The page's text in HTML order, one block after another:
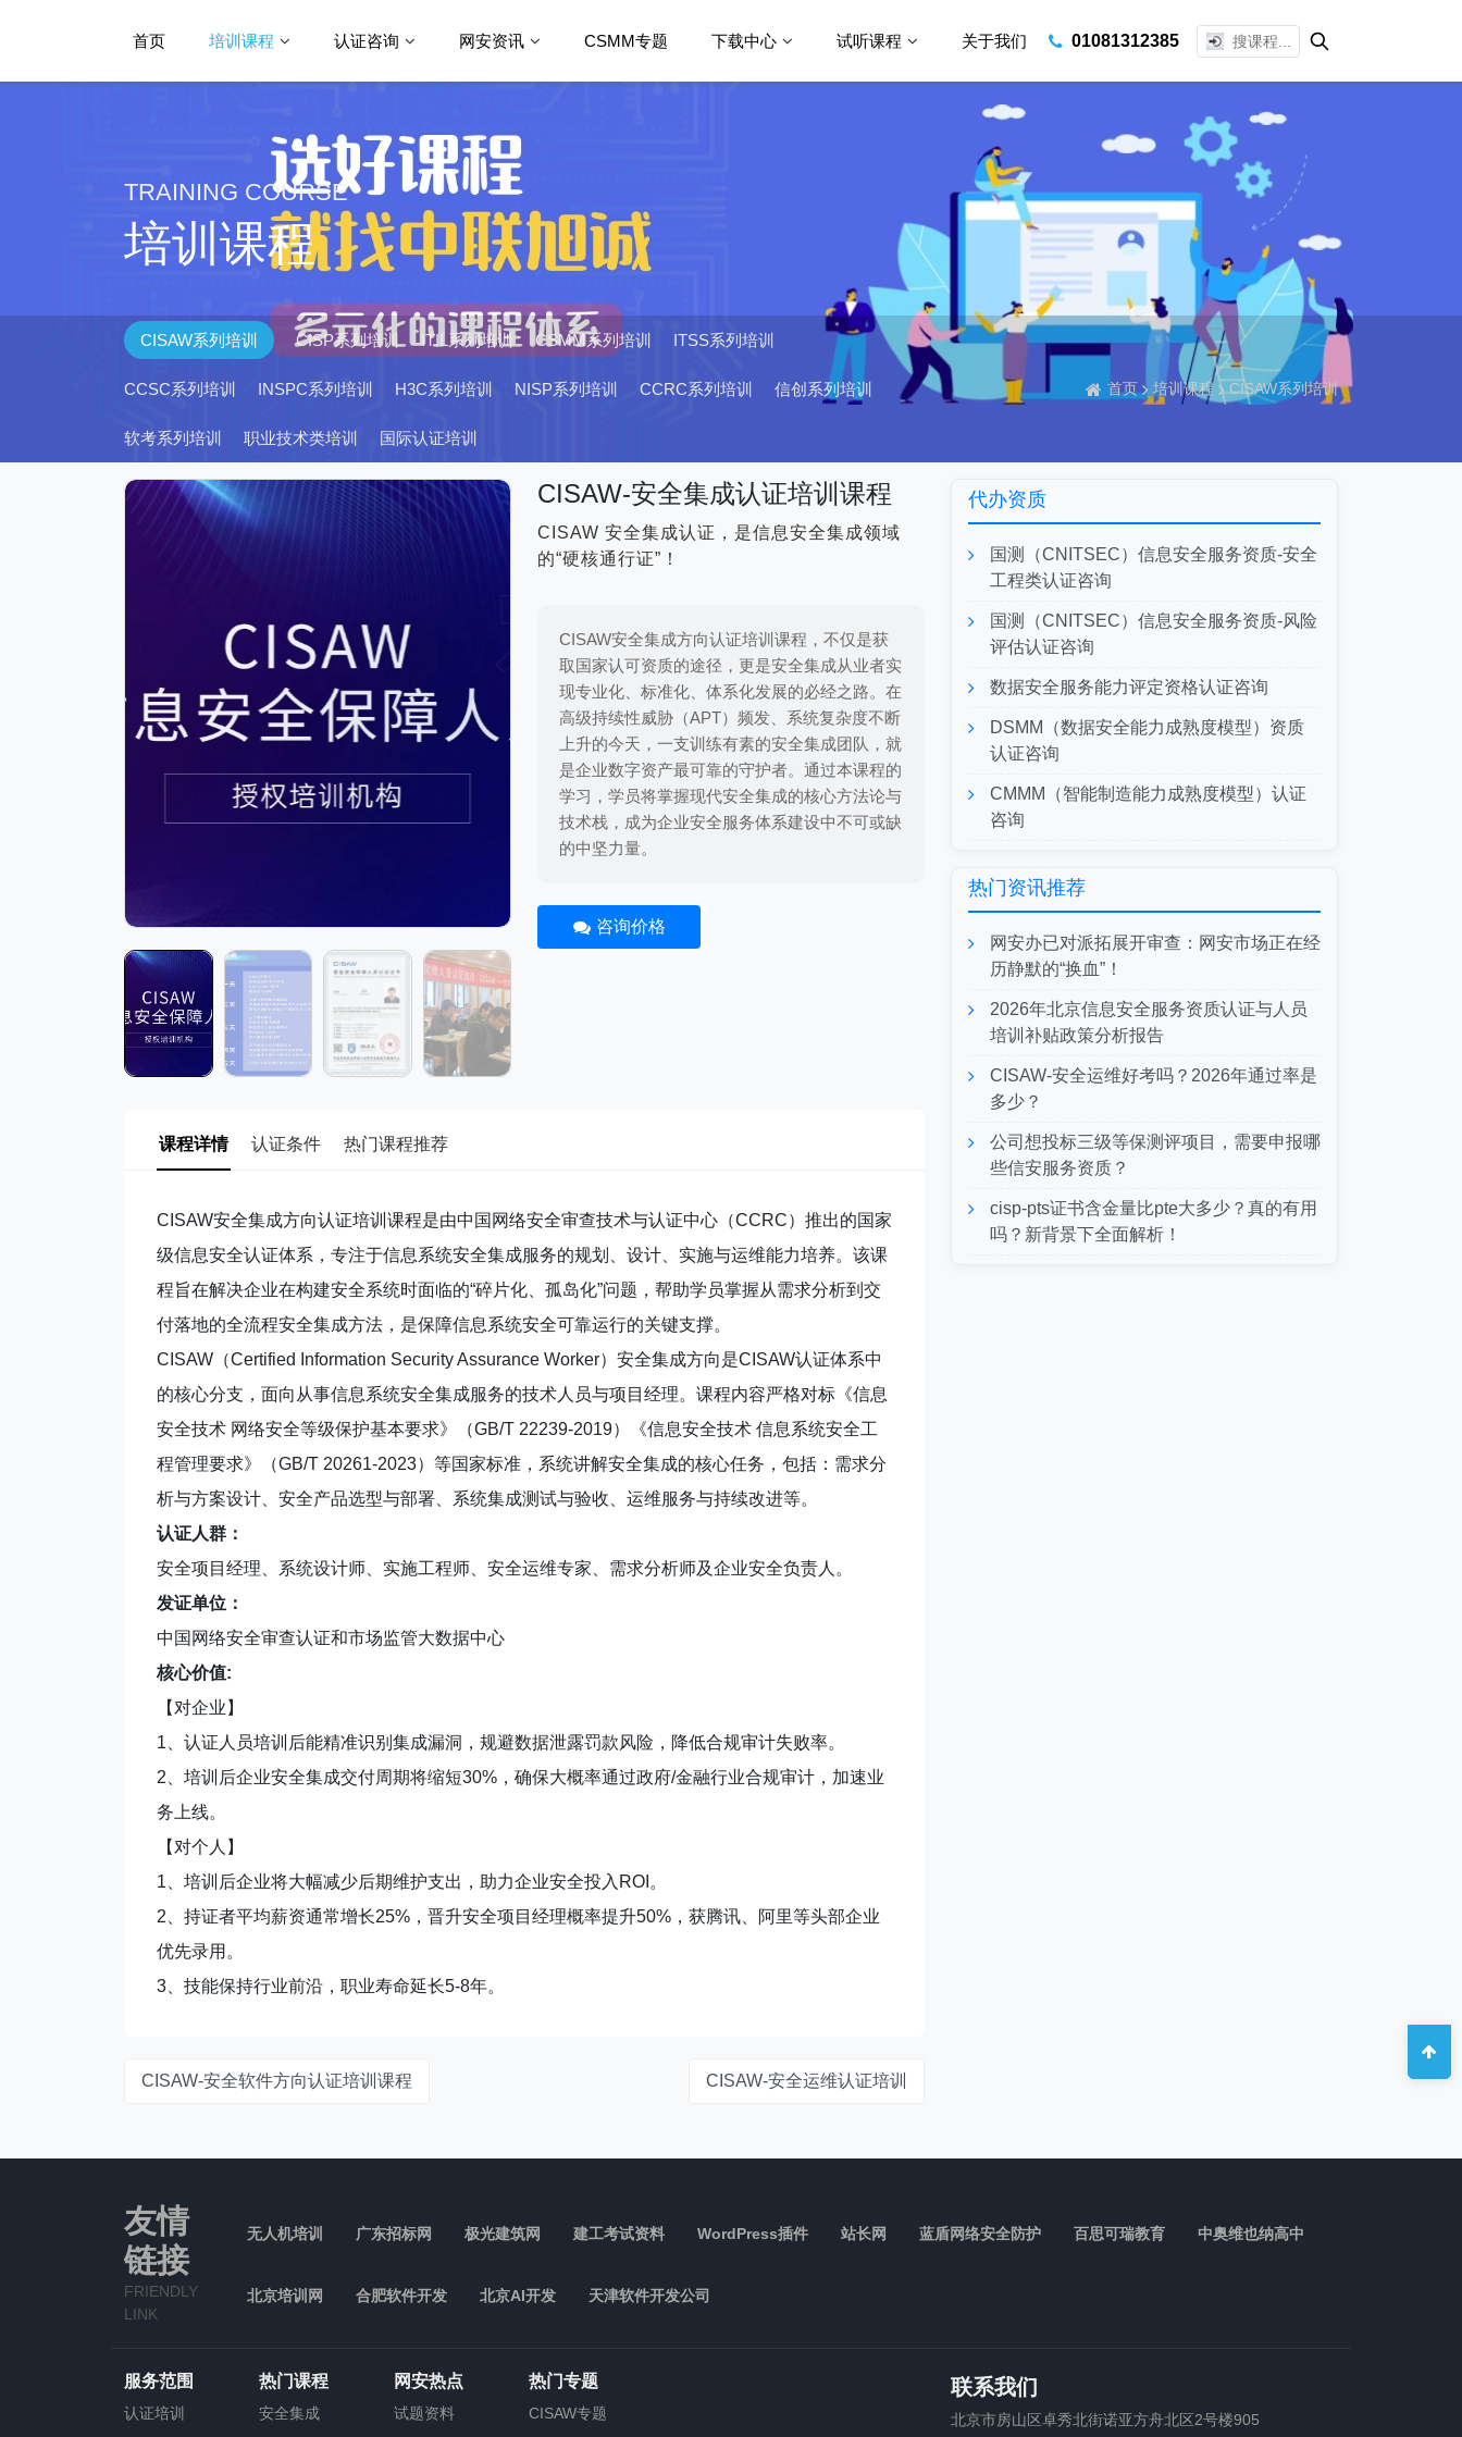
首页 培训课程 认证咨询 网安资讯 CSMM专题 下载中心 试听课程 关于我们 01081312385
TRAINING COURSE
培训课程
CISAW系列培训 CISP系列培训 ITIL系列培训 CSMM系列培训 ITSS系列培训
CCSC系列培训 INSPC系列培训 H3C系列培训 NISP系列培训 CCRC系列培训 信创系列培训
软考系列培训 职业技术类培训 国际认证培训
首页 培训课程 CISAW系列培训
CISAW-安全集成认证培训课程
CISAW 安全集成认证，是信息安全集成领域
的“硬核通行证”！
CISAW安全集成方向认证培训课程，不仅是获
取国家认可资质的途径，更是安全集成从业者实
现专业化、标准化、体系化发展的必经之路。在
高级持续性威胁（APT）频发、系统复杂度不断
上升的今天，一支训练有素的安全集成团队，就
是企业数字资产最可靠的守护者。通过本课程的
学习，学员将掌握现代安全集成的核心方法论与
技术栈，成为企业安全服务体系建设中不可或缺
的中坚力量。
咨询价格
课程详情 认证条件 热门课程推荐
CISAW安全集成方向认证培训课程是由中国网络安全审查技术与认证中心（CCRC）推出的国家
级信息安全认证体系，专注于信息系统安全集成服务的规划、设计、实施与运维能力培养。该课
程旨在解决企业在构建安全系统时面临的“碎片化、孤岛化”问题，帮助学员掌握从需求分析到交
付落地的全流程安全集成方法，是保障信息系统安全可靠运行的关键支撑。
CISAW（Certified Information Security Assurance Worker）安全集成方向是CISAW认证体系中
的核心分支，面向从事信息系统安全集成服务的技术人员与项目经理。课程内容严格对标《信息
安全技术 网络安全等级保护基本要求》（GB/T 22239-2019）《信息安全技术 信息系统安全工
程管理要求》（GB/T 20261-2023）等国家标准，系统讲解安全集成的核心任务，包括：需求分
析与方案设计、安全产品选型与部署、系统集成测试与验收、运维服务与持续改进等。
认证人群：
安全项目经理、系统设计师、实施工程师、安全运维专家、需求分析师及企业安全负责人。
发证单位：
中国网络安全审查认证和市场监管大数据中心
核心价值:
【对企业】
1、认证人员培训后能精准识别集成漏洞，规避数据泄露罚款风险，降低合规审计失败率。
2、培训后企业安全集成交付周期将缩短30%，确保大概率通过政府/金融行业合规审计，加速业
务上线。
【对个人】
1、培训后企业将大幅减少后期维护支出，助力企业安全投入ROI。
2、持证者平均薪资通常增长25%，晋升安全项目经理概率提升50%，获腾讯、阿里等头部企业
优先录用。
3、技能保持行业前沿，职业寿命延长5-8年。
CISAW-安全软件方向认证培训课程 CISAW-安全运维认证培训
代办资质
国测（CNITSEC）信息安全服务资质-安全
工程类认证咨询
国测（CNITSEC）信息安全服务资质-风险
评估认证咨询
数据安全服务能力评定资格认证咨询
DSMM（数据安全能力成熟度模型）资质
认证咨询
CMMM（智能制造能力成熟度模型）认证
咨询
热门资讯推荐
网安办已对派拓展开审查：网安市场正在经
历静默的“换血”！
2026年北京信息安全服务资质认证与人员
培训补贴政策分析报告
CISAW-安全运维好考吗？2026年通过率是
多少？
公司想投标三级等保测评项目，需要申报哪
些信安服务资质？
cisp-pts证书含金量比pte大多少？真的有用
吗？新背景下全面解析！
友情
链接
FRIENDLY
LINK
无人机培训 广东招标网 极光建筑网 建工考试资料 WordPress插件 站长网 蓝盾网络安全防护 百思可瑞教育 中奥维也纳高中
北京培训网 合肥软件开发 北京AI开发 天津软件开发公司
服务范围
认证培训
热门课程
安全集成
网安热点
试题资料
热门专题
CISAW专题
联系我们
北京市房山区卓秀北街诺亚方舟北区2号楼905